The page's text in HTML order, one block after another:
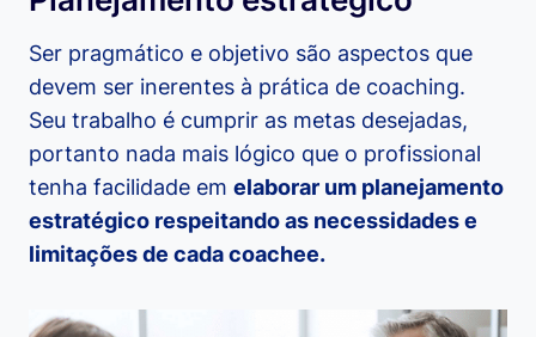
Ser pragmático e objetivo são aspectos que
devem ser inerentes à prática de coaching.
Seu trabalho é cumprir as metas desejadas,
portanto nada mais lógico que o profissional
tenha facilidade em elaborar um planejamento
estratégico respeitando as necessidades e
limitações de cada coachee.